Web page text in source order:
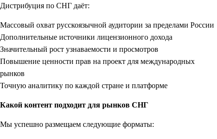
Дистрибуция по СНГ даёт:
Массовый охват русскоязычной аудитории за пределами России
Дополнительные источники лицензионного дохода
Значительный рост узнаваемости и просмотров
Повышение ценности прав на проект для международных
рынков
Точную аналитику по каждой стране и платформе
Какой контент подходит для рынков СНГ
Мы успешно размещаем следующие форматы: